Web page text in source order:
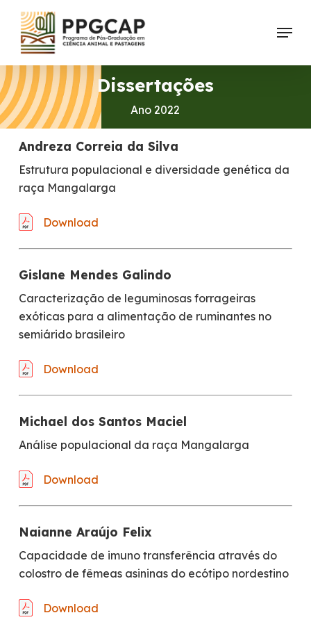
Skip
main
content
Menu
Dissertações
Ano 2022
Andreza Correia da Silva
Estrutura populacional e diversidade genética da
raça Mangalarga
Download
Gislane Mendes Galindo
Caracterização de leguminosas forrageiras
exóticas para a alimentação de ruminantes no
semiárido brasileiro
Download
Michael dos Santos Maciel
Análise populacional da raça Mangalarga
Download
Naianne Araújo Felix
Capacidade de imuno transferência através do
colostro de fêmeas asininas do ecótipo nordestino
Download